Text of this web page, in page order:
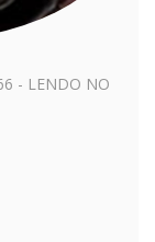
- LENDO NO